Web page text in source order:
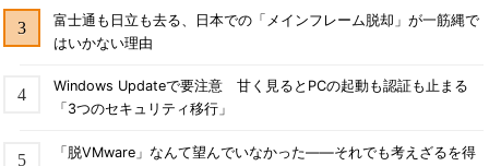
富士通も日立も去る、日本での「メインフレーム脱却」が一筋縄で
はいかない理由
Windows Updateで要注意 甘く見るとPCの起動も認証も止まる
「3つのセキュリティ移行」
「脱VMware」なんて望んでいなかった――それでも考えざるを得